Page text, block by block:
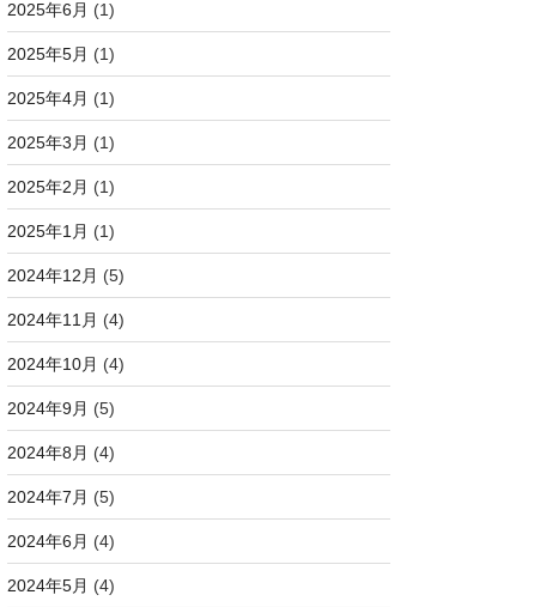
2025年6月 (1)
2025年5月 (1)
2025年4月 (1)
2025年3月 (1)
2025年2月 (1)
2025年1月 (1)
2024年12月 (5)
2024年11月 (4)
2024年10月 (4)
2024年9月 (5)
2024年8月 (4)
2024年7月 (5)
2024年6月 (4)
2024年5月 (4)